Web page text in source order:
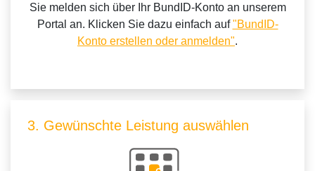
Sie melden sich über Ihr BundID-Konto an unserem
Portal an. Klicken Sie dazu einfach auf"BundID-
Konto erstellen oder anmelden".
3. Gewünschte Leistung auswählen